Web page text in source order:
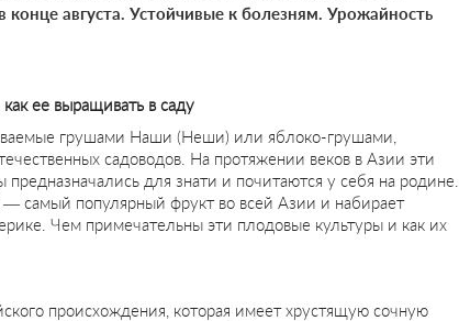
августа. Устойчивые к болезням. Урожайность
ее выращивать в саду
грушами Наши (Неши) или яблоко-грушами,
садоводов. На протяжении веков в Азии эти
для знати и почитаются у себя на родине.
— самый популярный фрукт во всей Азии и набирает
Чем примечательны эти плодовые культуры и как их
происхождения, которая имеет хрустящую сочную